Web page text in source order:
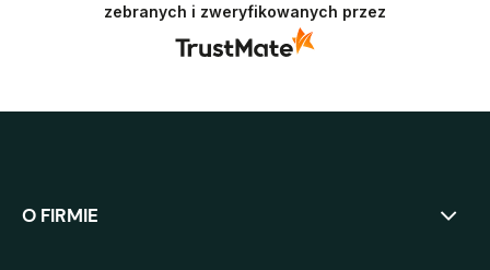
zebranych i zweryfikowanych przez
O FIRMIE